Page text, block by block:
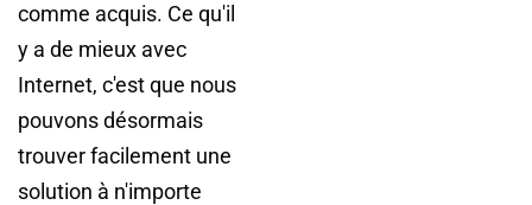
comme acquis. Ce qu'il
y a de mieux avec
Internet, c'est que nous
pouvons désormais
trouver facilement une
solution à n'importe